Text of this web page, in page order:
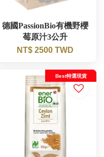
德國PassionBio有機野櫻
莓原汁3公升
NT$ 2500 TWD
Best特選現貨